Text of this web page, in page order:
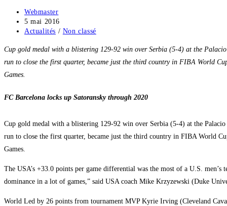
Auteur/autrice
de
la
Webmaster
Publication
publiée :
5 mai 2016
Post
Actualités / Non classé
Cup gold medal with a blistering 129-92 win over Serbia (5-4) at the
run to close the first quarter, became just the third country in FIBA World
Games.
FC Barcelona locks up Satoransky through 2020
Cup gold medal with a blistering 129-92 win over Serbia (5-4) at the
run to close the first quarter, became just the third country in FIBA World
Games.
The USA’s +33.0 points per game differential was the most of a U.S.
dominance in a lot of games,” said USA coach Mike Krzyzewski (Duke
World Led by 26 points from tournament MVP Kyrie Irving (Cleveland